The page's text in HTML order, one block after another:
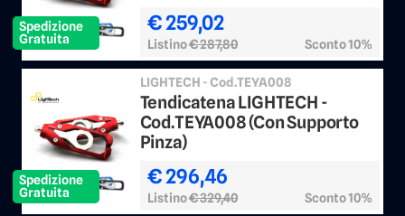
Spedizione
Gratuita
€ 259,02
Listino€ 287,80 Sconto 10%
Spedizione
Gratuita
LIGHTECH - Cod.TEYA008
Tendicatena LIGHTECH -
Cod.TEYA008 (Con Supporto
Pinza)
€ 296,46
Listino€ 329,40 Sconto 10%